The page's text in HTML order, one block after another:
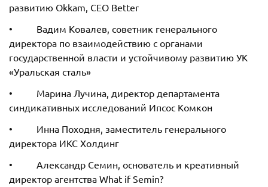
развитию Okkam, CEO Better
• Вадим Ковалев, советник генерального
директора по взаимодействию с органами
государственной власти и устойчивому развитию УК
«Уральская сталь»
• Марина Лучина, директор департамента
синдикативных исследований Ипсос Комкон
• Инна Походня, заместитель генерального
директора ИКС Холдинг
• Александр Семин, основатель и креативный
директор агентства What if Semin?